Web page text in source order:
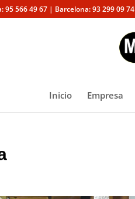
95 566 49 67 | Barcelona: 93 299 09 74
Inicio Empresa